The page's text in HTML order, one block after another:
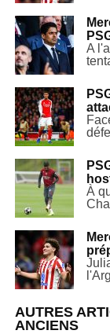
A
À
AUTRES
ANCIENS